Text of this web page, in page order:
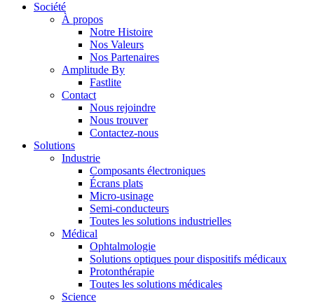
Société
À propos
Notre Histoire
Nos Valeurs
Nos Partenaires
Amplitude By
Fastlite
Contact
Nous rejoindre
Nous trouver
Contactez-nous
Solutions
Industrie
Composants électroniques
Écrans plats
Micro-usinage
Semi-conducteurs
Toutes les solutions industrielles
Médical
Ophtalmologie
Solutions optiques pour dispositifs médicaux
Protonthérapie
Toutes les solutions médicales
Science